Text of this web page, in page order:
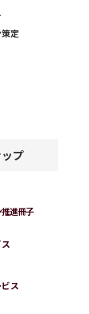
定
プ
進冊子
ス